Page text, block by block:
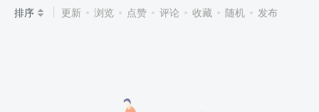
排序
更新 浏览 点赞 评论 收藏 随机 发布